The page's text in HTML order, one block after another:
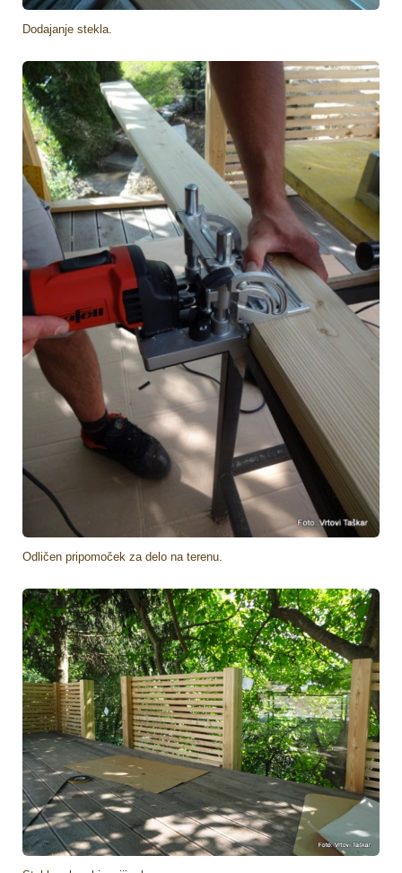
Dodajanje stekla.
Odličen pripomoček za delo na terenu.